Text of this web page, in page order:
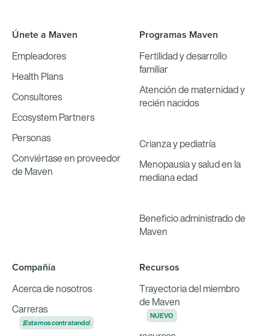
Únete a Maven
Empleadores
Health Plans
Consultores
Ecosystem Partners
Personas
Conviértase en proveedor
de Maven
Programas Maven
Fertilidad y desarrollo
familiar
Atención de maternidad y
recién nacidos
Crianza y pediatría
Menopausia y salud en la
mediana edad
Beneficio administrado de
Maven
Compañía
Acerca de nosotros
Carreras
¡Estamos contratando!
Recursos
Trayectoria del miembro
de Maven
NUEVO